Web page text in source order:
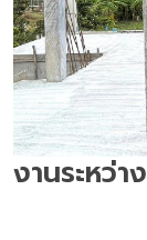
งานระหว่า